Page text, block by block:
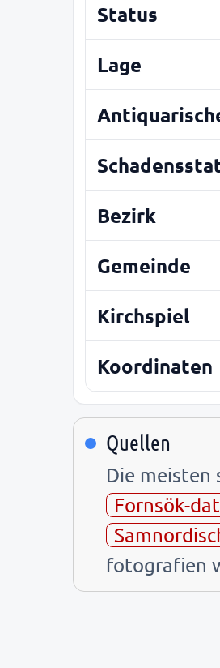
Status
Lage
Bezirk
Gemeinde
Kirchspiel
Koordinaten
Quellen
Die meisten
Fornsök-
fotografien